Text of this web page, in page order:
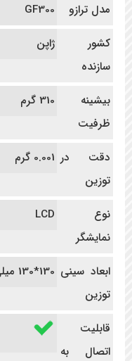
مدل ترازو
GF300
کشور
سازنده
ژاپن
بیشینه
ظرفیت
310 گرم
دقت در
توزین
0.001 گرم
نوع
نمایشگر
LCD
ابعاد سینی
توزین
130*130 میلی متر
قابلیت
اتصال به